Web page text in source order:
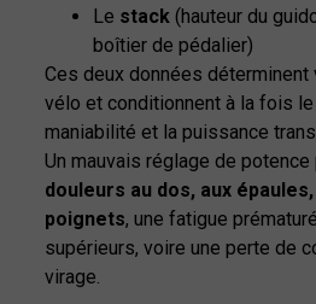
Le stack (hauteur du
boîtier de pédalier)
Ces deux données
vélo et conditionnent à la fois
maniabilité et la puissance
Un mauvais réglage de
douleurs au dos, aux
poignets, une fatigue
supérieurs, voire une perte de
virage.